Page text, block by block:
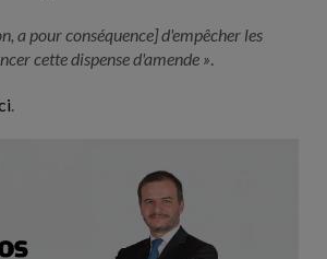
a pour conséquence] d'empêcher les
cette dispense d'amende »